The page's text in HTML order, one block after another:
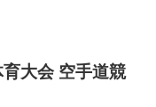
大会 空手道競